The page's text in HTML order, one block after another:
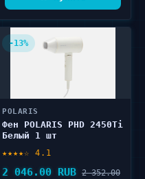
-13%
POLARIS
Фен POLARIS PHD 2450Ti
Белый 1 шт
★★★★☆ 4.1
2 046.00 RUB 2 352.00